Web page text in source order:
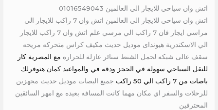
اتش وان سياحي للايجار الي العالمين 01016549043
اتش وان سياحي للايجار الي العالمين اتش وان 7 راكب للايجار الي
مراسي ايجار فان 7 راكب الي مرسي علم اتش وان 7 راكب للايجار
الي الاسكندرية هيونداى موديل حديث مكيف كراس متحركه مريحه
سقف عالى شبكه لحمل الشنط ستائر عازلة للحراره مع المصرية كار
للنقل السياحي سهولة في الحجز ودقه في والمواعيد كمان هتوفرلك
باصات من 7 راكب الي 50 راكب
جميع البصات موديل حديث مجهزين
للرحلات والسفر اي مكان مهما كانت المسافه بعيده مع امهر السائقين
المحترفين